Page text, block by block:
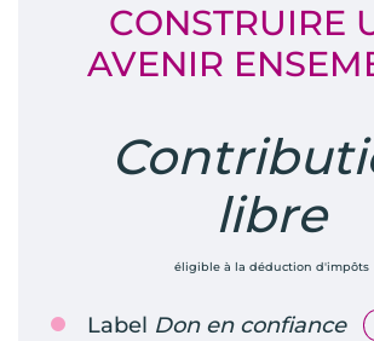
CONSTRUIRE
AVENIR
libre
éligible à la déduction d'impôts
Label Don en confiance